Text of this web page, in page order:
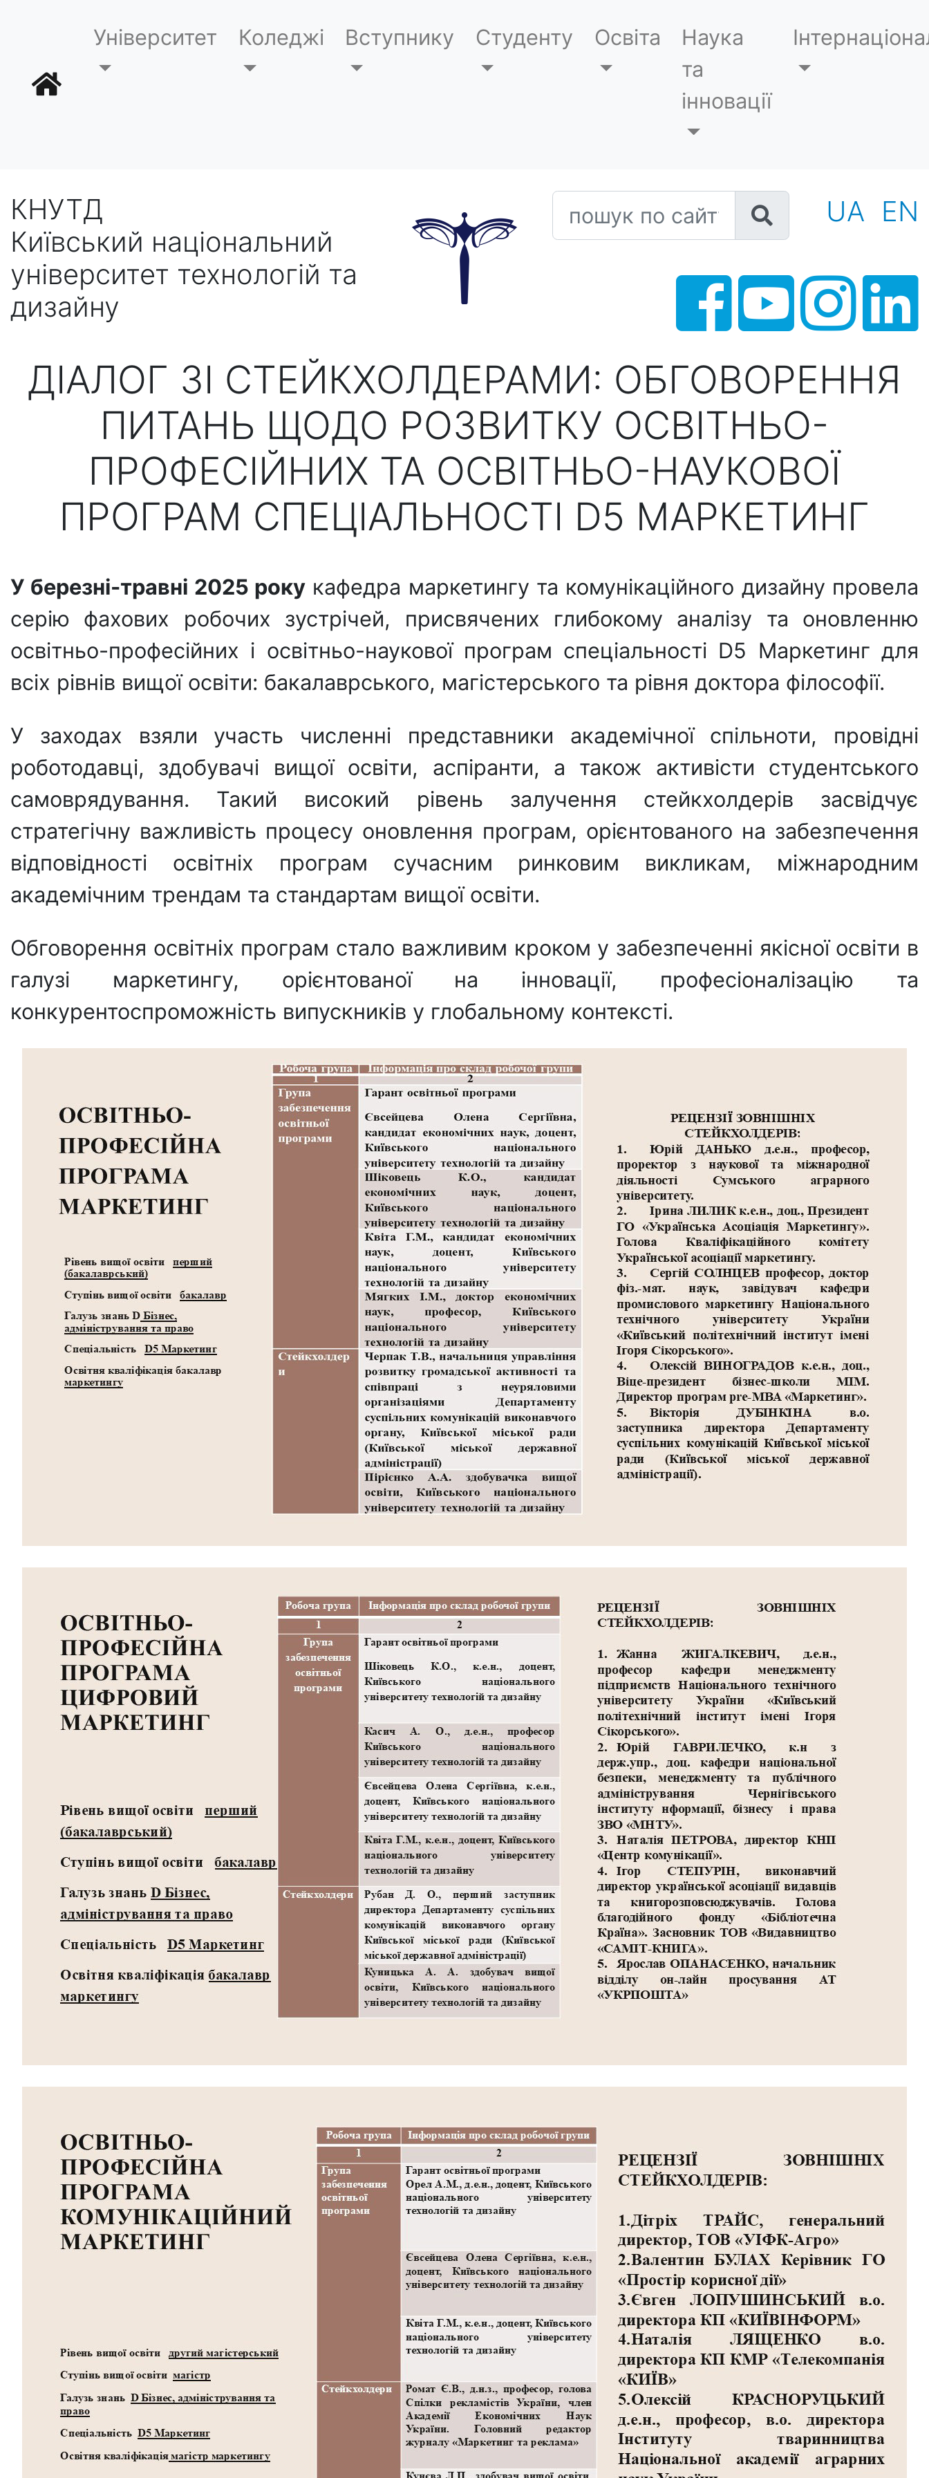
Університет Коледжі Вступнику Студенту Освіта
Наука
та
інновації
КНУТД
Київський національний
університет технологій та
дизайну
пошук по сайту UA EN
ДІАЛОГ ЗІ СТЕЙКХОЛДЕРАМИ: ОБГОВОРЕННЯ
ПИТАНЬ ЩОДО РОЗВИТКУ ОСВІТНЬО-
ПРОФЕСІЙНИХ ТА ОСВІТНЬО-НАУКОВОЇ
ПРОГРАМ СПЕЦІАЛЬНОСТІ D5 МАРКЕТИНГ
У березні-травні 2025 року кафедра маркетингу та комунікаційного дизайну провела
серію фахових робочих зустрічей, присвячених глибокому аналізу та оновленню
освітньо-професійних і освітньо-наукової програм спеціальності D5 Маркетинг для
всіх рівнів вищої освіти: бакалаврського, магістерського та рівня доктора філософії.
У заходах взяли участь численні представники академічної спільноти, провідні
роботодавці, здобувачі вищої освіти, аспіранти, а також активісти студентського
самоврядування. Такий високий рівень залучення стейкхолдерів засвідчує
стратегічну важливість процесу оновлення програм, орієнтованого на забезпечення
відповідності освітніх програм сучасним ринковим викликам, міжнародним
академічним трендам та стандартам вищої освіти.
Обговорення освітніх програм стало важливим кроком у забезпеченні якісної освіти в
галузі маркетингу, орієнтованої на інновації, професіоналізацію та
конкурентоспроможність випускників у глобальному контексті.